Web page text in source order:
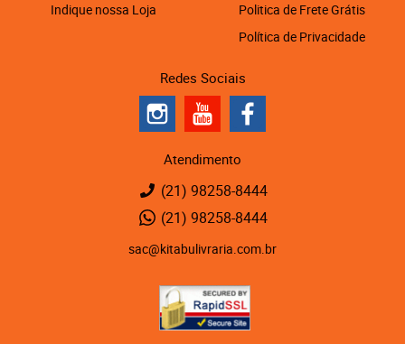
Indique nossa Loja
Politica de Frete Grátis
Política de Privacidade
Redes Sociais
Atendimento
(21) 98258-8444
(21) 98258-8444
sac@kitabulivraria.com.br